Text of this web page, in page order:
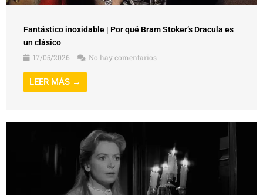
Fantástico inoxidable | Por qué Bram Stoker’s Dracula es
un clásico
17/05/2026
No hay comentarios
LEER MÁS →